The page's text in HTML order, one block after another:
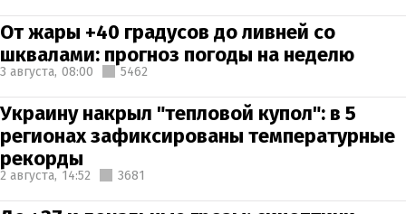
От жары +40 градусов до ливней со
шквалами: прогноз погоды на неделю
3 августа, 08:00 5462
Украину накрыл "тепловой купол": в 5
регионах зафиксированы температурные
рекорды
2 августа, 14:52 3681